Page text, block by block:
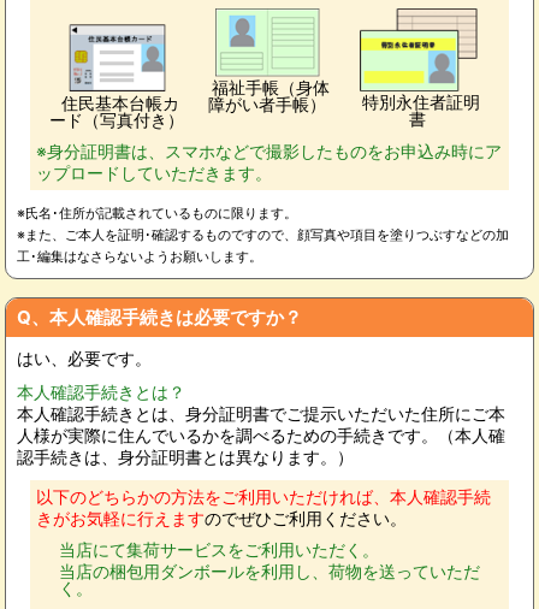
住民基本台帳カ
ード（写真付き）
福祉手帳（身体
障がい者手帳）
特別永住者証明
書
※身分証明書は、スマホなどで撮影したものをお申込み時にア
ップロードしていただきます。
※氏名･住所が記載されているものに限ります。
※また、ご本人を証明･確認するものですので、顔写真や項目を塗りつぶすなどの加
工･編集はなさらないようお願いします。
Q、本人確認手続きは必要ですか？
はい、必要です。
本人確認手続きとは？
本人確認手続きとは、身分証明書でご提示いただいた住所にご本
人様が実際に住んでいるかを調べるための手続きです。（本人確
認手続きは、身分証明書とは異なります。）
以下のどちらかの方法をご利用いただければ、本人確認手続
きがお気軽に行えますのでぜひご利用ください。
当店にて集荷サービスをご利用いただく。
当店の梱包用ダンボールを利用し、荷物を送っていただ
く。